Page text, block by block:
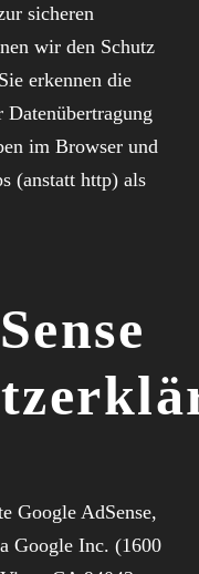
sicheren
wir den Schutz
erkennen die
Datenübertragung
im Browser und
(anstatt http) als
Google AdSense,
Google Inc. (1600